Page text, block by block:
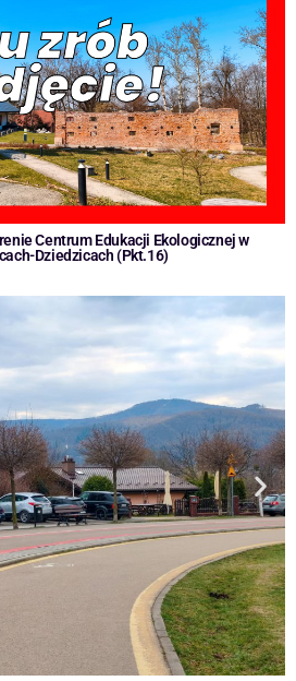
Centrum Edukacji Ekologicznej w
Dziedzicach (Pkt.16)